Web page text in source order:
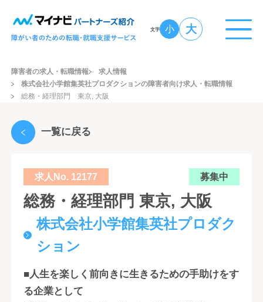
文字 小 大
障害者の求人・転職情報
求人情報
株式会社小学館集英社プロダクションの障害者向け求人・転職情報
総務・経理部門 東京, 大阪
一覧に戻る
求人No. 12177 募集中
総務・経理部門 東京, 大阪
株式会社小学館集英社プロダク
ション
■人生を楽しく前向きに生きるための手助けをす
る企業として